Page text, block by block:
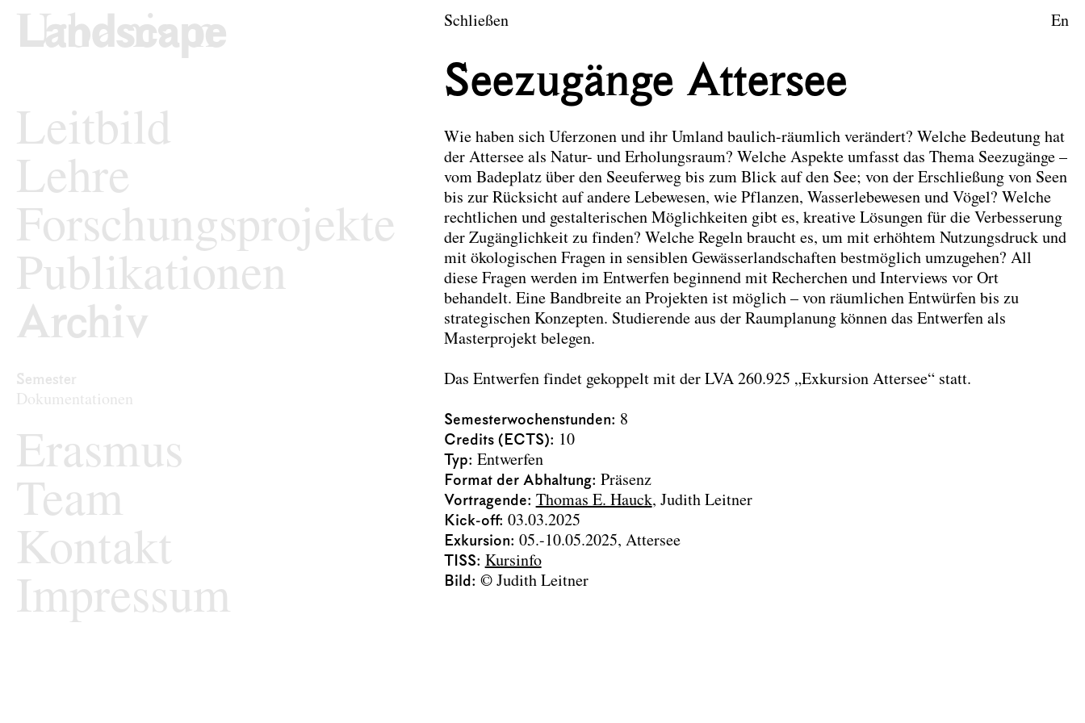
zum Inhalt springen
Landschaftsarchitektur und Landschaftsplanung
Leitbild
Lehre
Forschungsprojekte
Publikationen
Archiv
Schließen En
Seezugänge Attersee
Wie haben sich Uferzonen und ihr Umland baulich-räumlich verändert? Welche Bedeutung hat
der Attersee als Natur- und Erholungsraum? Welche Aspekte umfasst das Thema Seezugänge –
vom Badeplatz über den Seeuferweg bis zum Blick auf den See; von der Erschließung von Seen
bis zur Rücksicht auf andere Lebewesen, wie Pflanzen, Wasserlebewesen und Vögel? Welche
rechtlichen und gestalterischen Möglichkeiten gibt es, kreative Lösungen für die Verbesserung
der Zugänglichkeit zu finden? Welche Regeln braucht es, um mit erhöhtem Nutzungsdruck und
mit ökologischen Fragen in sensiblen Gewässerlandschaften bestmöglich umzugehen? All
diese Fragen werden im Entwerfen beginnend mit Recherchen und Interviews vor Ort
behandelt. Eine Bandbreite an Projekten ist möglich – von räumlichen Entwürfen bis zu
strategischen Konzepten. Studierende aus der Raumplanung können das Entwerfen als
Masterprojekt belegen.
Das Entwerfen findet gekoppelt mit der LVA 260.925 „Exkursion Attersee“ statt.
Semesterwochenstunden 8
Credits (ECTS)
10
Typ Entwerfen
Format der Abhaltung Präsenz
Vortragende Thomas E. Hauck Judith Leitner
Kick-off 03.03.2025
Exkursion 05.-10.05.2025, Attersee
TISS Kursinfo
Bild © Judith Leitner
Archiv
Semester
Dokumentationen
Erasmus
Team
Kontakt
Impressum